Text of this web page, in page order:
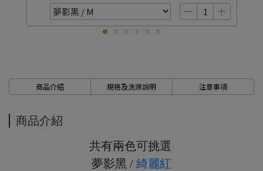
7、8月滿千折百17
7、8月滿千折百18
7、8月滿千折百21
7、8月滿千折百22
7、8月滿千折百23
商品介紹 規格及洗滌說明 注意事項
商品介紹
共有兩色可挑選
夢影黑 / 綺麗紅